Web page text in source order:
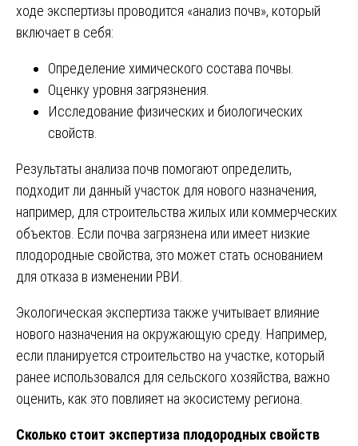
ходе экспертизы проводится «анализ почв», который
включает в себя:
Определение химического состава почвы.
Оценку уровня загрязнения.
Исследование физических и биологических
свойств.
Результаты анализа почв помогают определить,
подходит ли данный участок для нового назначения,
например, для строительства жилых или коммерческих
объектов. Если почва загрязнена или имеет низкие
плодородные свойства, это может стать основанием
для отказа в изменении РВИ.
Экологическая экспертиза также учитывает влияние
нового назначения на окружающую среду. Например,
если планируется строительство на участке, который
ранее использовался для сельского хозяйства, важно
оценить, как это повлияет на экосистему региона.
Сколько стоит экспертиза плодородных свойств